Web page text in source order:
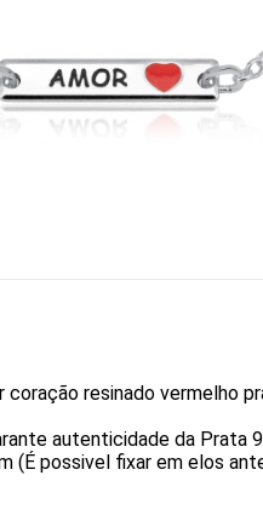
coração resinado vermelho
autenticidade da Prata
(É possivel fixar em elos